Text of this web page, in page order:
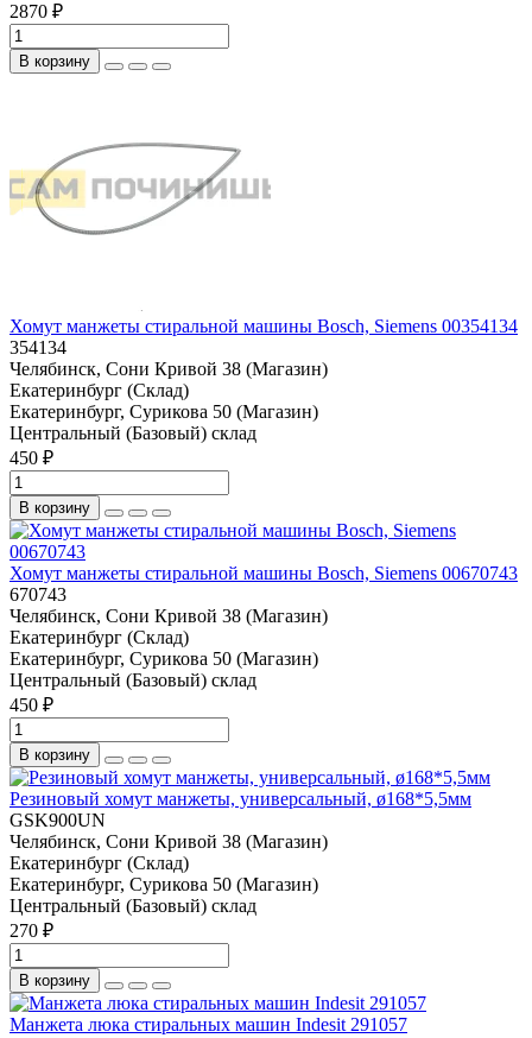
2870 ₽
В корзину
Хомут манжеты стиральной машины Bosch, Siemens 00354134
354134
Челябинск, Сони Кривой 38 (Магазин)
Екатеринбург (Склад)
Екатеринбург, Сурикова 50 (Магазин)
Центральный (Базовый) склад
450 ₽
В корзину
Хомут манжеты стиральной машины Bosch, Siemens 00670743
670743
Челябинск, Сони Кривой 38 (Магазин)
Екатеринбург (Склад)
Екатеринбург, Сурикова 50 (Магазин)
Центральный (Базовый) склад
450 ₽
В корзину
Резиновый хомут манжеты, универсальный, ø168*5,5мм
GSK900UN
Челябинск, Сони Кривой 38 (Магазин)
Екатеринбург (Склад)
Екатеринбург, Сурикова 50 (Магазин)
Центральный (Базовый) склад
270 ₽
В корзину
Манжета люка стиральных машин Indesit 291057